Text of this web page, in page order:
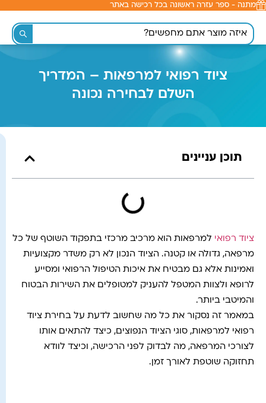
לתוכן
מתנה - ספר עזרה ראשונה בכל רכישה באתר
ציוד רפואי למרפאות – המדריך
השלם לבחירה נכונה
תוכן עניינים
ציוד רפואי למרפאות הוא מרכיב מרכזי בתפקוד השוטף של כל
מרפאה, גדולה או קטנה. הציוד הנכון לא רק משדר מקצועיות
ואמינות אלא גם מבטיח את איכות הטיפול הרפואי ומסייע
לרופא ולצוות המטפל להעניק למטופלים את השירות הבטוח
והמיטבי ביותר.
במאמר זה נסקור את כל מה שחשוב לדעת על בחירת ציוד
רפואי למרפאות, סוגי הציוד הנפוצים, כיצד להתאים אותו
לצורכי המרפאה, מה לבדוק לפני הרכישה, וכיצד לוודא
תחזוקה שוטפת לאורך זמן.